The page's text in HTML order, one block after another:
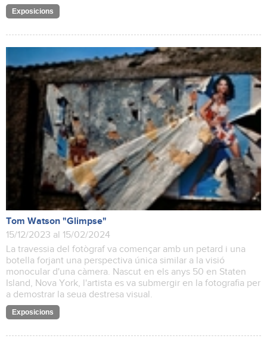
Exposicions
Tom Watson "Glimpse"
15/12/2023 al 15/02/2024
La travessia del fotògraf va començar amb un petard i una
botella forjant una perspectiva única similar a la visió
monocular d'una càmera. Nascut en els anys 50 en Staten
Island, Nova York, l'artista es va submergir en la fotografia per
a demostrar la seua destresa visual.
Exposicions